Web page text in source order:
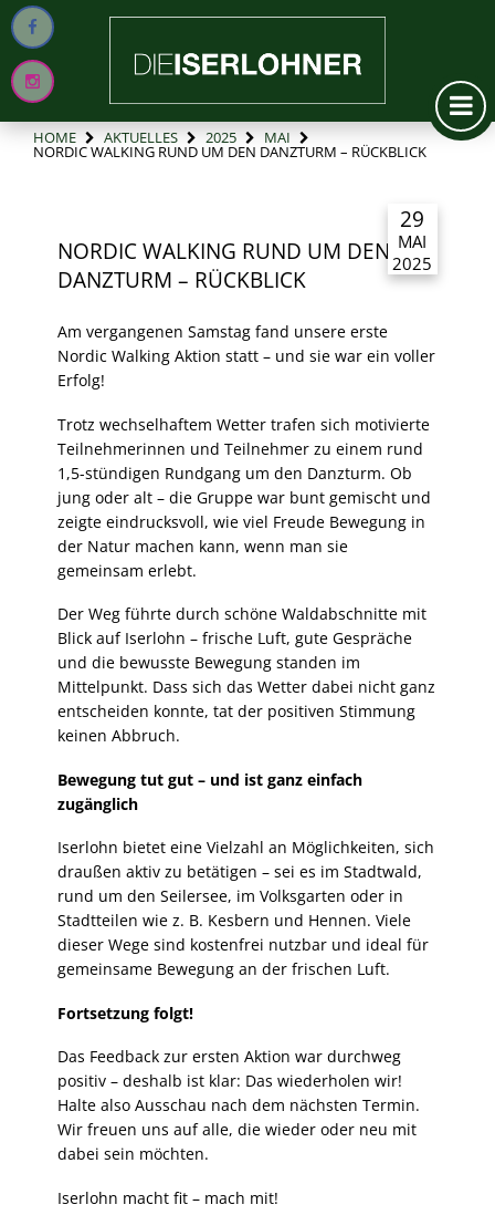
HOME AKTUELLES 2025 MAI
NORDIC WALKING RUND UM DEN DANZTURM – RÜCKBLICK
29
MAI
2025
NORDIC WALKING RUND UM DEN
DANZTURM – RÜCKBLICK
Am vergangenen Samstag fand unsere erste
Nordic Walking Aktion statt – und sie war ein voller
Erfolg!
Trotz wechselhaftem Wetter trafen sich motivierte
Teilnehmerinnen und Teilnehmer zu einem rund
1,5-stündigen Rundgang um den Danzturm. Ob
jung oder alt – die Gruppe war bunt gemischt und
zeigte eindrucksvoll, wie viel Freude Bewegung in
der Natur machen kann, wenn man sie
gemeinsam erlebt.
Der Weg führte durch schöne Waldabschnitte mit
Blick auf Iserlohn – frische Luft, gute Gespräche
und die bewusste Bewegung standen im
Mittelpunkt. Dass sich das Wetter dabei nicht ganz
entscheiden konnte, tat der positiven Stimmung
keinen Abbruch.
Bewegung tut gut – und ist ganz einfach
zugänglich
Iserlohn bietet eine Vielzahl an Möglichkeiten, sich
draußen aktiv zu betätigen – sei es im Stadtwald,
rund um den Seilersee, im Volksgarten oder in
Stadtteilen wie z. B. Kesbern und Hennen. Viele
dieser Wege sind kostenfrei nutzbar und ideal für
gemeinsame Bewegung an der frischen Luft.
Fortsetzung folgt!
Das Feedback zur ersten Aktion war durchweg
positiv – deshalb ist klar: Das wiederholen wir!
Halte also Ausschau nach dem nächsten Termin.
Wir freuen uns auf alle, die wieder oder neu mit
dabei sein möchten.
Iserlohn macht fit – mach mit!